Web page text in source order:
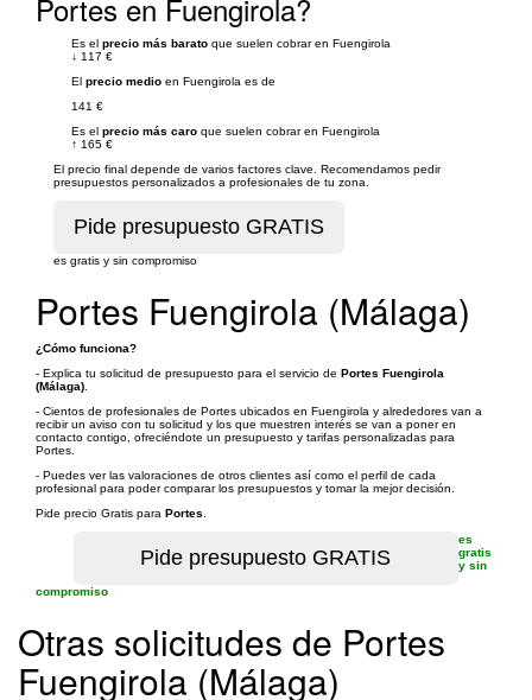
Portes en Fuengirola?
Es el precio más barato que suelen cobrar en Fuengirola
↓ 117 €
El precio medio en Fuengirola es de
141 €
Es el precio más caro que suelen cobrar en Fuengirola
↑ 165 €
El precio final depende de varios factores clave. Recomendamos pedir
presupuestos personalizados a profesionales de tu zona.
es gratis y sin compromiso
Portes Fuengirola (Málaga)
¿Cómo funciona?
- Explica tu solicitud de presupuesto para el servicio de Portes Fuengirola
(Málaga)
- Cientos de profesionales de Portes ubicados en Fuengirola y alrededores van a
recibir un aviso con tu solicitud y los que muestren interés se van a poner en
contacto contigo, ofreciéndote un presupuesto y tarifas personalizadas para
Portes.
- Puedes ver las valoraciones de otros clientes así como el perfil de cada
profesional para poder comparar los presupuestos y tomar la mejor decisión.
Pide precio Gratis para Portes
es
gratis
y sin
compromiso
Otras solicitudes de Portes
Fuengirola (Málaga)